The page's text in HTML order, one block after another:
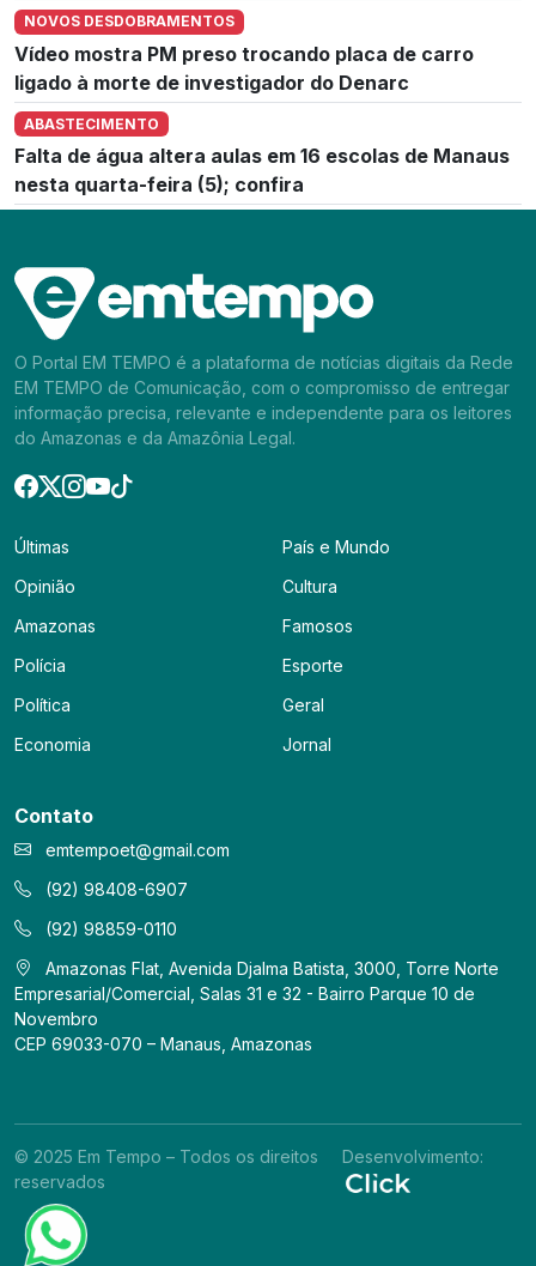
NOVOS DESDOBRAMENTOS
Vídeo mostra PM preso trocando placa de carro
ligado à morte de investigador do Denarc
ABASTECIMENTO
Falta de água altera aulas em 16 escolas de Manaus
nesta quarta-feira (5); confira
O Portal EM TEMPO é a plataforma de notícias digitais da Rede
EM TEMPO de Comunicação, com o compromisso de entregar
informação precisa, relevante e independente para os leitores
do Amazonas e da Amazônia Legal.
Últimas
Opinião
Amazonas
Polícia
Política
Economia
País e Mundo
Cultura
Famosos
Esporte
Geral
Jornal
Contato
emtempoet@gmail.com
(92) 98408-6907
(92) 98859-0110
Amazonas Flat, Avenida Djalma Batista, 3000, Torre Norte
Empresarial/Comercial, Salas 31 e 32 - Bairro Parque 10 de
Novembro
CEP 69033-070 – Manaus, Amazonas
© 2025 Em Tempo – Todos os direitos
reservados
Desenvolvimento: